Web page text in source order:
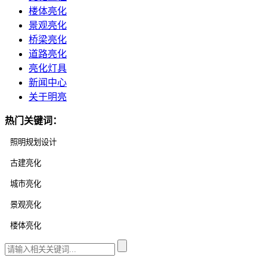
楼体亮化
景观亮化
桥梁亮化
道路亮化
亮化灯具
新闻中心
关于明亮
热门关键词：